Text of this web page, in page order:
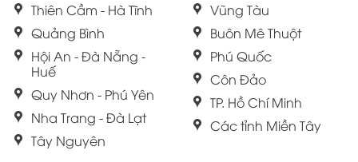
Thiên Cầm - Hà Tĩnh
Quảng Bình
Hội An - Đà Nẵng -
Huế
Quy Nhơn - Phú Yên
Nha Trang - Đà Lạt
Tây Nguyên
Vũng Tàu
Buôn Mê Thuột
Phú Quốc
Côn Đảo
TP. Hồ Chí Minh
Các tỉnh Miền Tây